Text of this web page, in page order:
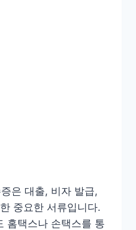
은 대출, 비자 발급,
중요한 서류입니다.
홈택스나 손택스를 통